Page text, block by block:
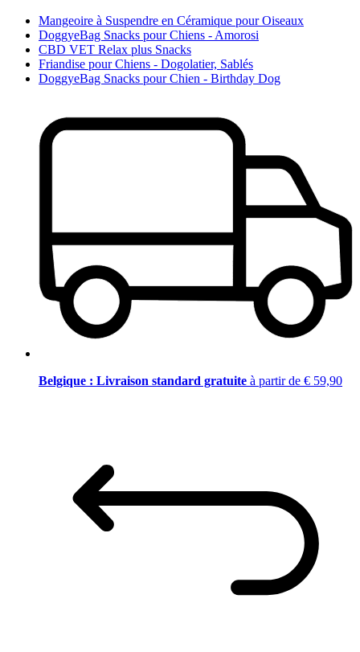
Mangeoire à Suspendre en Céramique pour Oiseaux
DoggyeBag Snacks pour Chiens - Amorosi
CBD VET Relax plus Snacks
Friandise pour Chiens - Dogolatier, Sablés
DoggyeBag Snacks pour Chien - Birthday Dog
Belgique : Livraison standard gratuite à partir de € 59,90